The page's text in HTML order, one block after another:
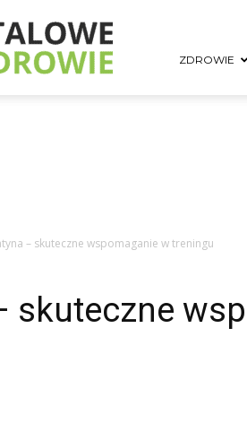
StaloweZdrowie
ZDROWIE
– skuteczne wspomaganie w treningu
skuteczne